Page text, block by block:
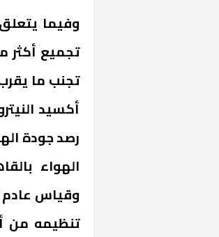
وفيما
الهواء
وقياس عادم
تنظيمه من